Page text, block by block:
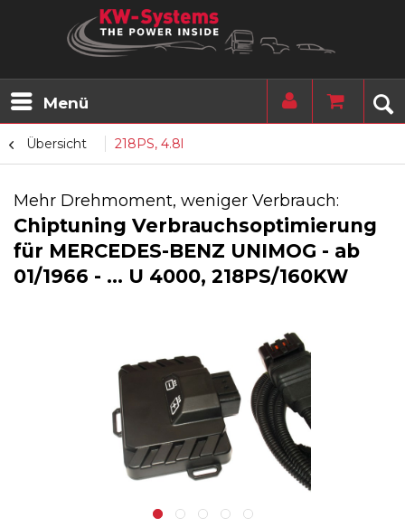
Menü
Übersicht 218PS, 4.8l
Mehr Drehmoment, weniger Verbrauch:
Chiptuning Verbrauchsoptimierung
für MERCEDES-BENZ UNIMOG - ab
01/1966 - ... U 4000, 218PS/160KW